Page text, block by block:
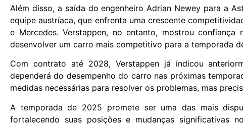
Além disso, a saída do engenheiro Adrian Newey para a
equipe austríaca, que enfrenta uma crescente
e Mercedes. Verstappen, no entanto, mostrou
desenvolver um carro mais competitivo para a temporada
Com contrato até 2028, Verstappen já indicou
dependerá do desempenho do carro nas próximas
medidas necessárias para resolver os problemas, mas
A temporada de 2025 promete ser uma das mais
fortalecendo suas posições e mudanças significativas